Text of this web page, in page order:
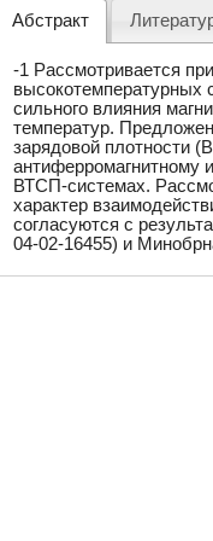
Абстракт
-1 Рассмотривается
высокотемпературных
сильного влияния
температур.
зарядовой плотности
антиферромагнитному
ВТСП-системах.
характер
согласуются с
04-02-16455) и